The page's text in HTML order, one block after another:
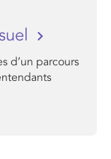
d’un parcours